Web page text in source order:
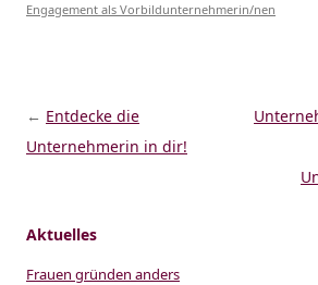
Engagement als Vorbildunternehmerin/nen
Beitragsnavigation
← Entdecke die
Unternehmerin in dir!
Aktuelles
Frauen gründen anders